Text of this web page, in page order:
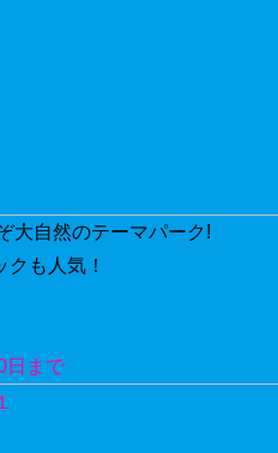
自然のテーマパーク!
も人気！
日まで